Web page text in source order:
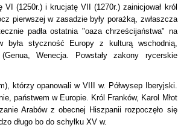
(1250r.) i krucjatę VII (1270r.) zainicjował król
pierwszej w zasadzie były porażką, zwłaszcza
padła ostatnia "oaza chrześcijaństwa" na
była styczność Europy z kulturą wschodnią,
Wenecja. Powstały zakony rycerskie
którzy opanowali w VIII w. Półwysep Iberyjski.
państwem w Europie. Król Franków, Karol Młot
Arabów z obecnej Hiszpanii rozpoczęło się
długo bo do schyłku XV w.